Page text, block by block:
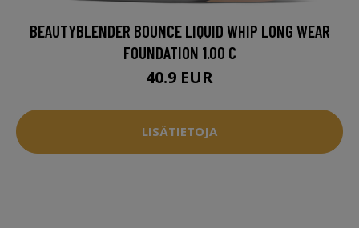
BEAUTYBLENDER BOUNCE LIQUID WHIP LONG WEAR
FOUNDATION 1.00 C
40.9 EUR
LISÄTIETOJA